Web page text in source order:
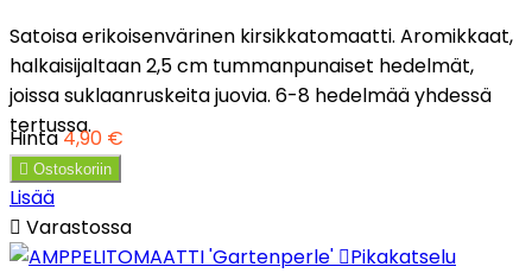
Satoisa erikoisenvärinen kirsikkatomaatti. Aromikkaat,
halkaisijaltaan 2,5 cm tummanpunaiset hedelmät,
joissa suklaanruskeita juovia. 6-8 hedelmää yhdessä
tertussa.
Hinta4,90 €
 Ostoskoriin
Lisää
 Varastossa
Pikakatselu